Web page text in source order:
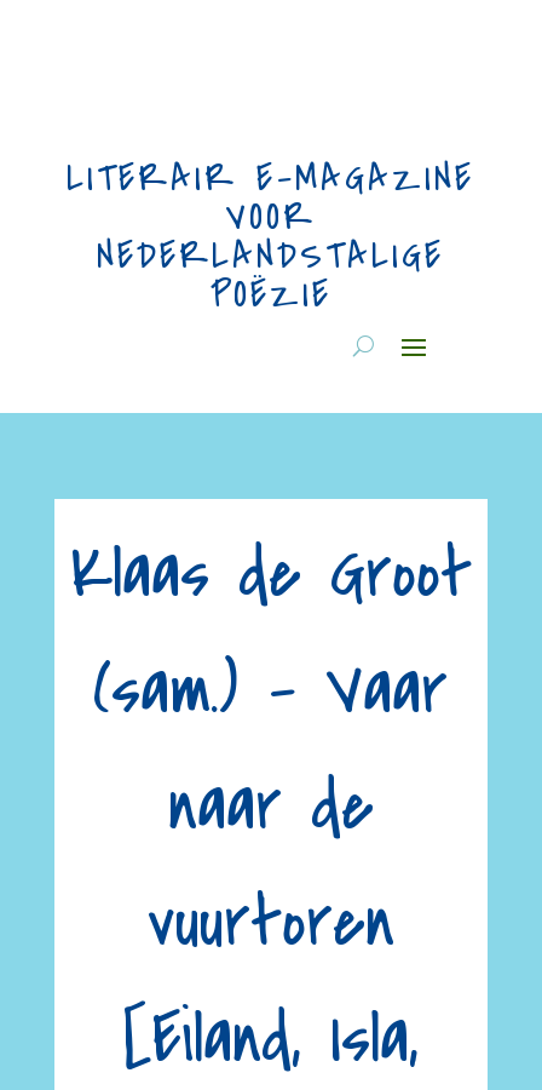
LITERAIR E-MAGAZINE
VOOR
NEDERLANDSTALIGE
POËZIE
Klaas de Groot
(sam.) – Vaar
naar de
vuurtoren
[Eiland, Isla,